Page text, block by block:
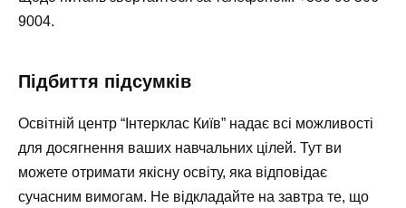
9004.
Підбиття підсумків
Освітній центр “Інтерклас Київ” надає всі можливості
для досягнення ваших навчальних цілей. Тут ви
можете отримати якісну освіту, яка відповідає
сучасним вимогам. Не відкладайте на завтра те, що